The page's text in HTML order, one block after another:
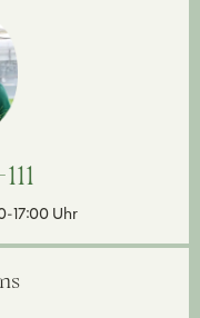
17:00 Uhr